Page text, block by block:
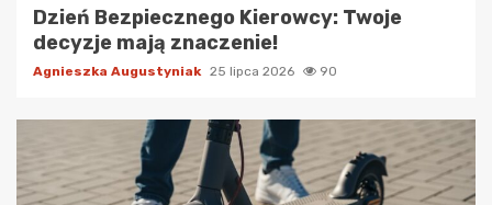
Dzień Bezpiecznego Kierowcy: Twoje
decyzje mają znaczenie!
Agnieszka Augustyniak 25 lipca 2026 90